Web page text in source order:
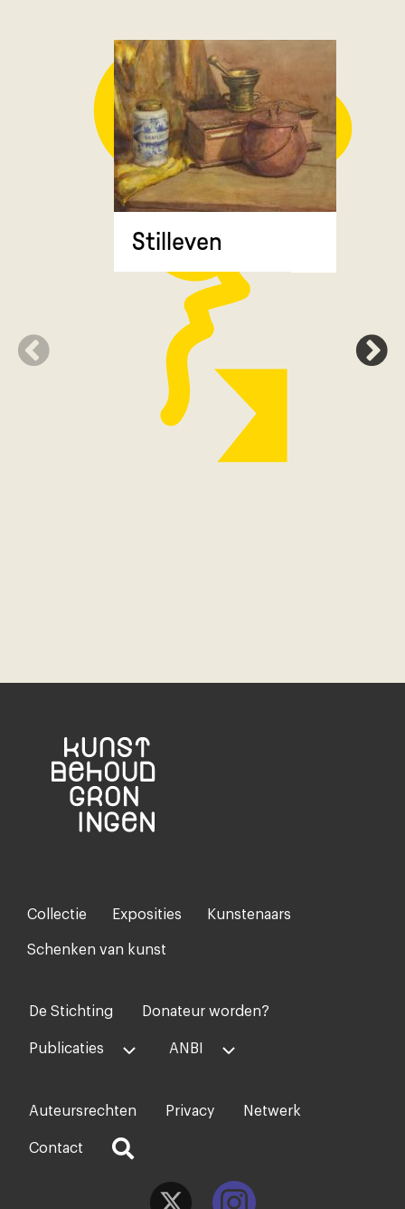
Stilleven
Footer-
menu
Collectie Exposities Kunstenaars
Schenken van kunst
Voet
midden
De Stichting Donateur worden?
Publicaties ANBI
Voet
rechts
Auteursrechten Privacy Netwerk
Contact